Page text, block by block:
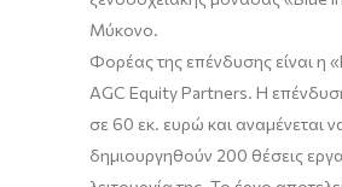
Μύκονο.
Φορέας της επένδυσης είναι η
AGC Equity Partners. Η
σε 60 εκ. ευρώ και αναμένεται
δημιουργηθούν 200 θέσεις